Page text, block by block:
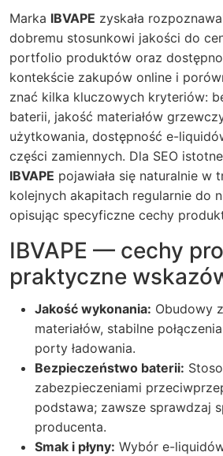
Marka IBVAPE zyskała
dobremu stosunkowi jakości do
portfolio produktów oraz
kontekście zakupów online i
znać kilka kluczowych kryteriów:
baterii, jakość materiałów
użytkowania, dostępność e-
części zamiennych. Dla SEO
IBVAPE pojawiała się naturalnie w
kolejnych akapitach regularnie do
opisując specyficzne cechy
IBVAPE — cechy
praktyczne
Jakość wykonania: Obudowy
materiałów, stabilne
porty ładowania.
Bezpieczeństwo baterii:
zabezpieczeniami
podstawa; zawsze sprawdzaj
producenta.
Smak i płyny: Wybór e-